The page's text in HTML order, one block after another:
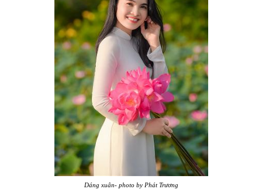
Dáng xuân- photo by Phát Trương